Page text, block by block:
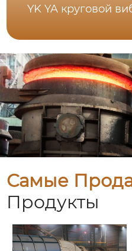
YK YA круговой
Самые
Продукты